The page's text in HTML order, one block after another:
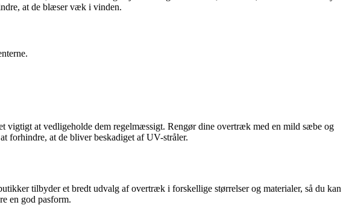
at de blæser væk i vinden.
at vedligeholde dem regelmæssigt. Rengør dine overtræk med en mild sæbe og
forhindre, at de bliver beskadiget af UV-stråler.
tilbyder et bredt udvalg af overtræk i forskellige størrelser og materialer, så du kan
en god pasform.